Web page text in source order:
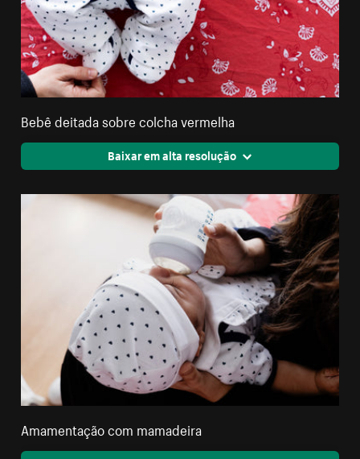
Bebê deitada sobre colcha vermelha
Baixar em alta resolução
Amamentação com mamadeira